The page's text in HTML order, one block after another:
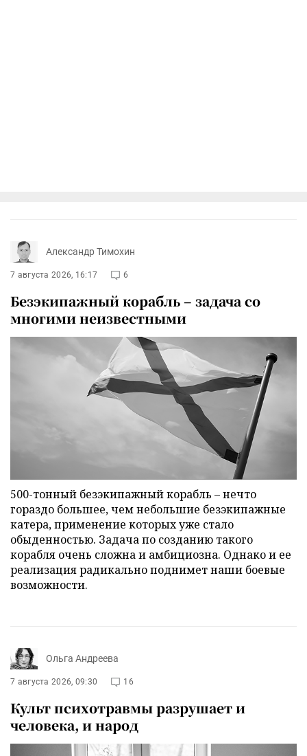
Александр Тимохин
7 августа 2026, 16:17 6
Безэкипажный корабль – задача со
многими неизвестными
500-тонный безэкипажный корабль – нечто
гораздо большее, чем небольшие безэкипажные
катера, применение которых уже стало
обыденностью. Задача по созданию такого
корабля очень сложна и амбициозна. Однако и ее
реализация радикально поднимет наши боевые
возможности.
Ольга Андреева
7 августа 2026, 09:30 16
Культ психотравмы разрушает и
человека, и народ